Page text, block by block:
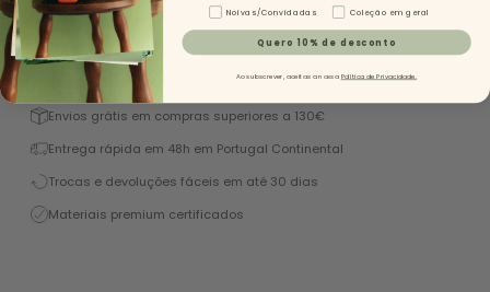
Descrição
Excelente 4,9/5 (+1450 Reviews)
Envios grátis em compras superiores a 130€
Entrega rápida em 48h em Portugal Continental
Trocas e devoluções fáceis em até 30 dias
Materiais premium certificados
Tipo de Conteúdo - NL
Noivas/Convidadas Coleção em geral
Quero 10% de desconto
Ao subscrever, aceitas a nossa Política de Privacidade.